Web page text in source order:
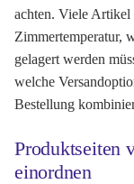
achten. Viele Artikel
Zimmertemperatur,
gelagert werden
welche
Bestellung
Produktseiten
einordnen